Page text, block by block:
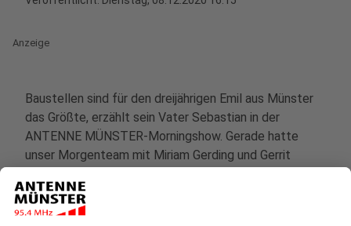
Anzeige
Baustellen sind für den dreijährigen Emil aus Münster
das Größte, erzählt sein Vater Sebastian in der
ANTENNE MÜNSTER-Morningshow. Gerade hatte
unser Morgenteam mit Miriam Gerding und Gerrit
- einen mobilen Spielzeugkran als
Weihnachtsgeschenk für Emil. Spätestens seit der